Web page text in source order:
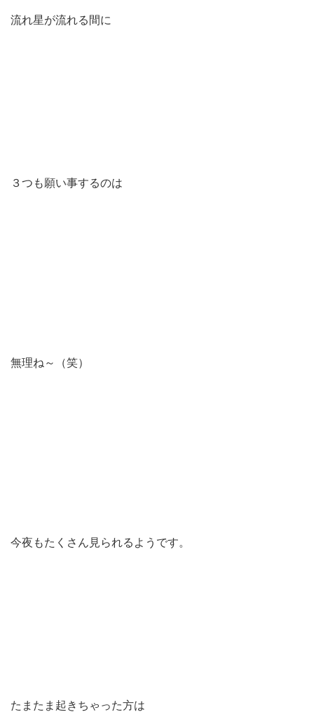
流れ星が流れる間に
３つも願い事するのは
無理ね～（笑）
今夜もたくさん見られるようです。
たまたま起きちゃった方は